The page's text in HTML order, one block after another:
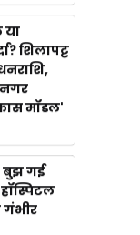
शिलापट्ट
मॉडल'
बुझ गई
गंभीर